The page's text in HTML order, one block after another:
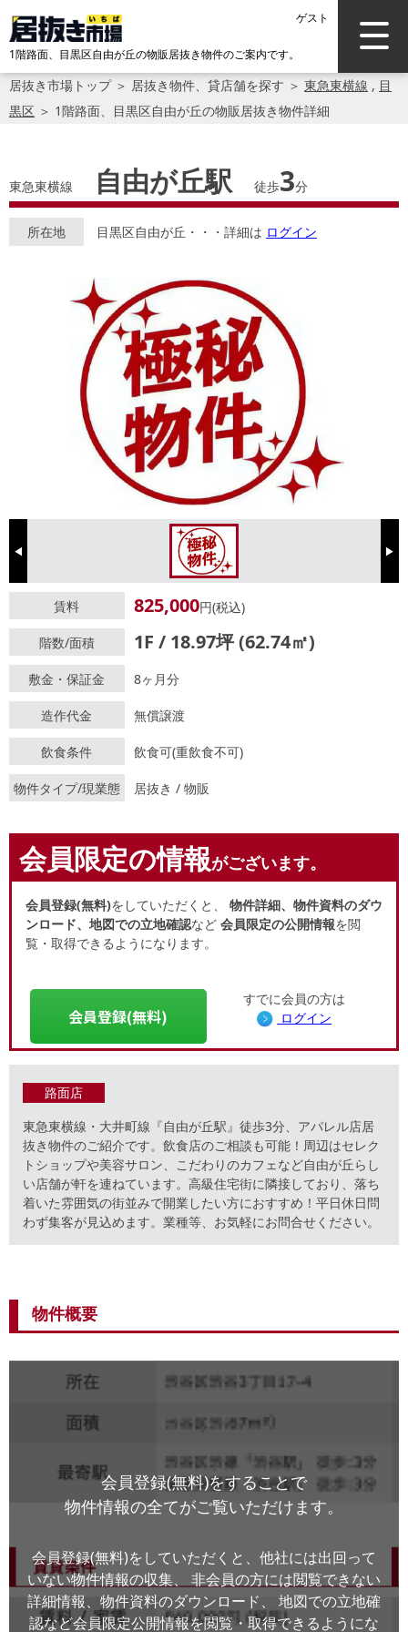
ゲスト
1階路面、目黒区自由が丘の物販居抜き物件のご案内です。
居抜き市場トップ＞ 居抜き物件、貸店舗を探す ＞ 東急東横線 , 目
黒区 ＞ 1階路面、目黒区自由が丘の物販居抜き物件詳細
東急東横線 自由が丘駅 徒歩3分
所在地 目黒区自由が丘・・・詳細は ログイン
Previous Next
賃料 825,000円(税込)
階数/面積 1F / 18.97坪 (62.74㎡)
敷金・保証金 8ヶ月分
造作代金 無償譲渡
飲食条件 飲食可(重飲食不可)
物件タイプ/現業態 居抜き / 物販
会員限定の情報がございます。
会員登録(無料)をしていただくと、 物件詳細、物件資料のダウ
ンロード、地図での立地確認など 会員限定の公開情報を閲
覧・取得できるようになります。
会員登録(無料)
すでに会員の方は
ログイン
路面店
東急東横線・大井町線『自由が丘駅』徒歩3分、アパレル店居
抜き物件のご紹介です。飲食店のご相談も可能！周辺はセレク
トショップや美容サロン、こだわりのカフェなど自由が丘らし
い店舗が軒を連ねています。高級住宅街に隣接しており、落ち
着いた雰囲気の街並みで開業したい方におすすめ！平日休日問
わず集客が見込めます。業種等、お気軽にお問合せください。
物件概要
会員登録(無料)をすることで
物件情報の全てがご覧いただけます。
会員登録(無料)をしていただくと、他社には出回って
いない物件情報の収集、
非会員の方には閲覧できない
詳細情報、物件資料のダウンロード、
地図での立地確
認など会員限定公開情報を閲覧・取得できるようにな